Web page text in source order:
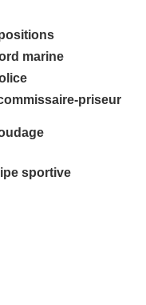
marine
priseur
sportive